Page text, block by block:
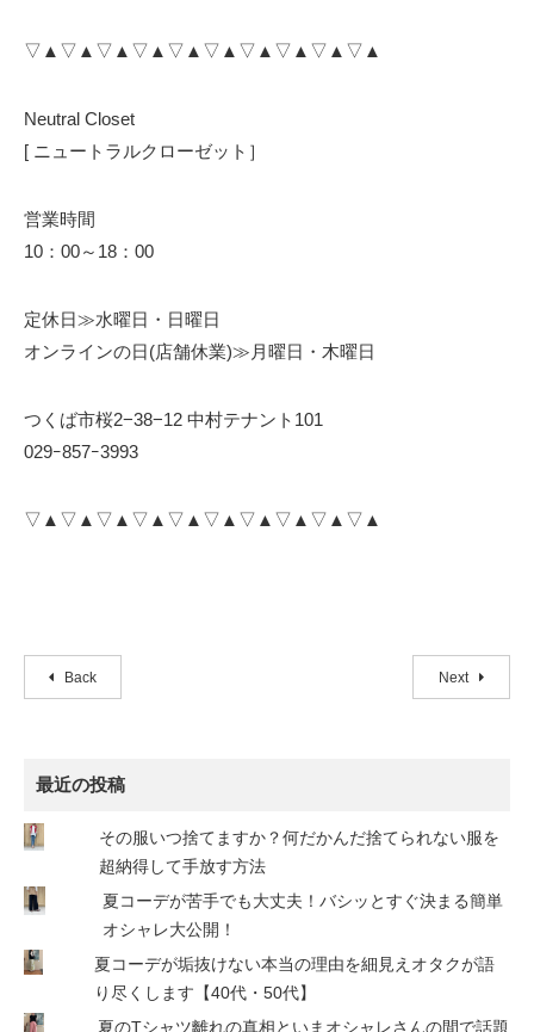
▽▲▽▲▽▲▽▲▽▲▽▲▽▲▽▲▽▲▽▲
Neutral Closet
[ ニュートラルクローゼット］
営業時間
10：00～18：00
定休日≫水曜日・日曜日
オンラインの日(店舗休業)≫月曜日・木曜日
つくば市桜2−38−12 中村テナント101
029ｰ857ｰ3993
▽▲▽▲▽▲▽▲▽▲▽▲▽▲▽▲▽▲▽▲
Back Next
最近の投稿
その服いつ捨てますか？何だかんだ捨てられない服を
超納得して手放す方法
夏コーデが苦手でも大丈夫！バシッとすぐ決まる簡単
オシャレ大公開！
夏コーデが垢抜けない本当の理由を細見えオタクが語
り尽くします【40代・50代】
夏のTシャツ離れの真相といまオシャレさんの間で話題